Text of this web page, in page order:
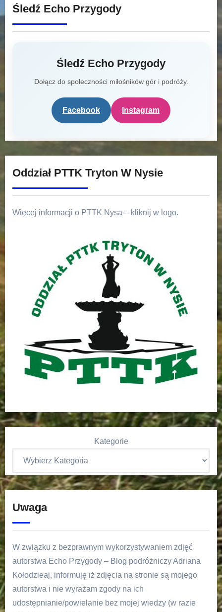
Śledź Echo Przygody
Śledź Echo Przygody
Dołącz do społeczności miłośników gór i podróży.
Facebook Instagram
Oddział PTTK Tryton W Nysie
Więcej informacji o PTTK Nysa – kliknij w logo.
Kategorie
Uwaga
W związku z bezprawnym wykorzystywaniem zdjęć
autorstwa Echo Przygody – Blog podróżniczy Adriana
Kołodzieaj, informuję iż zdjęcia na stronie są mojego
autorstwa i nie wyrażam zgody na ich
udostępnianie/powielanie bez mojej wiedzy (w razie